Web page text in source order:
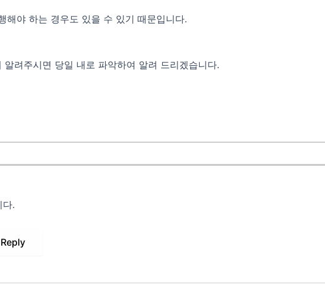
해야 하는 경우도 있을 수 있기 때문입니다.
려주시면 당일 내로 파악하여 알려 드리겠습니다.
.
Reply